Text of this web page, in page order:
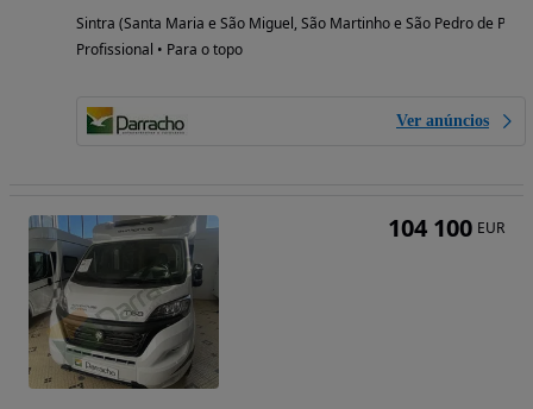
Sintra (Santa Maria e São Miguel, São Martinho e São Pedro de
Profissional • Para o topo
Ver anúncios
104 100 EUR